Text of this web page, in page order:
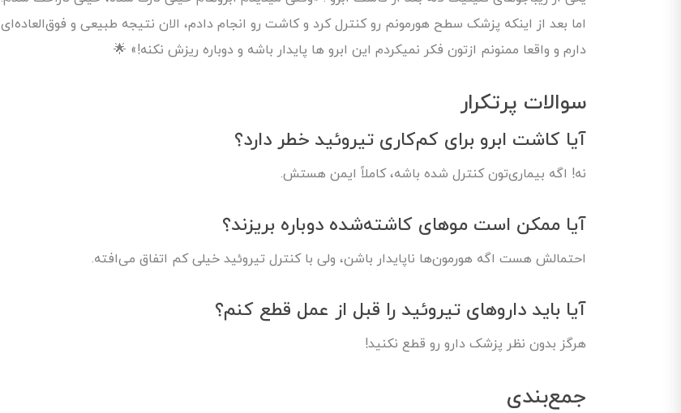
اما بعد از اینکه پزشک سطح هورمونم رو کنترل کرد و کاشت رو انجام دادم، الان نتیجه طبیعی و فوق‌العاده‌ای
دارم و واقعا ممنونم ازتون فکر نمیکردم این ابرو ها پایدار باشه و دوباره ریزش نکنه!» 🌟
سوالات پرتکرار
آیا کاشت ابرو برای کم‌کاری تیروئید خطر دارد؟
نه! اگه بیماری‌تون کنترل شده باشه، کاملاً ایمن هستش.
آیا ممکن است موهای کاشته‌شده دوباره بریزند؟
احتمالش هست اگه هورمون‌ها ناپایدار باشن، ولی با کنترل تیروئید خیلی کم اتفاق می‌افته.
آیا باید داروهای تیروئید را قبل از عمل قطع کنم؟
هرگز بدون نظر پزشک دارو رو قطع نکنید!
جمع‌بندی